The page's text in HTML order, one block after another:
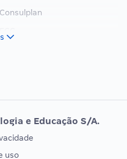
Consulplan
Vunesp
EXAME DE ORDEM
e Educação S/A.
uso